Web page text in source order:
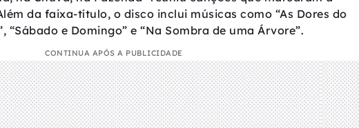
da faixa-título, o disco inclui músicas como “As Dores do
“Sábado e Domingo” e “Na Sombra de uma Árvore”.
CONTINUA APÓS A PUBLICIDADE